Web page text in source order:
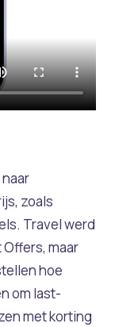
zoals
Travel werd
maar
hoe
om last-
met korting